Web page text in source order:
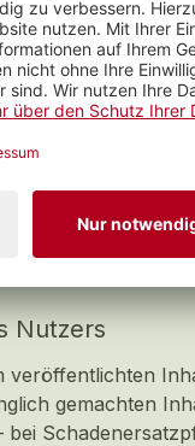
an Dritte ohne
ersichtliche
Übertragung
Der
Kenntnis und ist
Benutzung
wird, den
informieren.
Nutzers
gemachten